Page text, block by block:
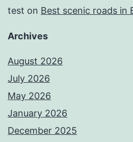
test on Best scenic roads in
Archives
August 2026
July 2026
May 2026
January 2026
December 2025